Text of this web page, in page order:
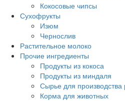
Кокосовые чипсы
Сухофрукты
Изюм
Чернослив
Растительное молоко
Прочие ингредиенты
Продукты из кокоса
Продукты из миндаля
Сырье для производства
Корма для животных